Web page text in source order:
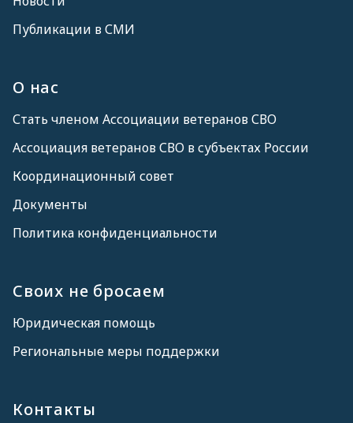
Публикации в СМИ
О нас
Стать членом Ассоциации ветеранов СВО
Ассоциация ветеранов СВО в субъектах России
Координационный совет
Документы
Политика конфиденциальности
Своих не бросаем
Юридическая помощь
Региональные меры поддержки
Контакты